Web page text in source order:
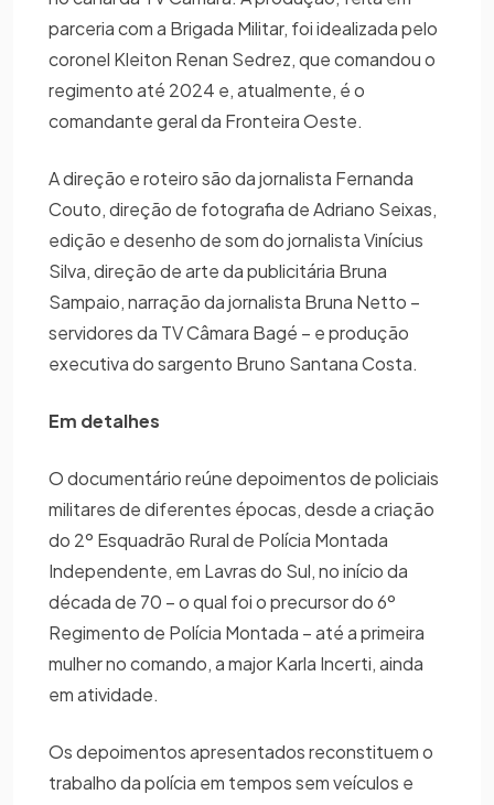
parceria com a Brigada Militar, foi idealizada pelo
coronel Kleiton Renan Sedrez, que comandou o
regimento até 2024 e, atualmente, é o
comandante geral da Fronteira Oeste.
A direção e roteiro são da jornalista Fernanda
Couto, direção de fotografia de Adriano Seixas,
edição e desenho de som do jornalista Vinícius
Silva, direção de arte da publicitária Bruna
Sampaio, narração da jornalista Bruna Netto –
servidores da TV Câmara Bagé – e produção
executiva do sargento Bruno Santana Costa.
Em detalhes
O documentário reúne depoimentos de policiais
militares de diferentes épocas, desde a criação
do 2º Esquadrão Rural de Polícia Montada
Independente, em Lavras do Sul, no início da
década de 70 – o qual foi o precursor do 6º
Regimento de Polícia Montada – até a primeira
mulher no comando, a major Karla Incerti, ainda
em atividade.
Os depoimentos apresentados reconstituem o
trabalho da polícia em tempos sem veículos e